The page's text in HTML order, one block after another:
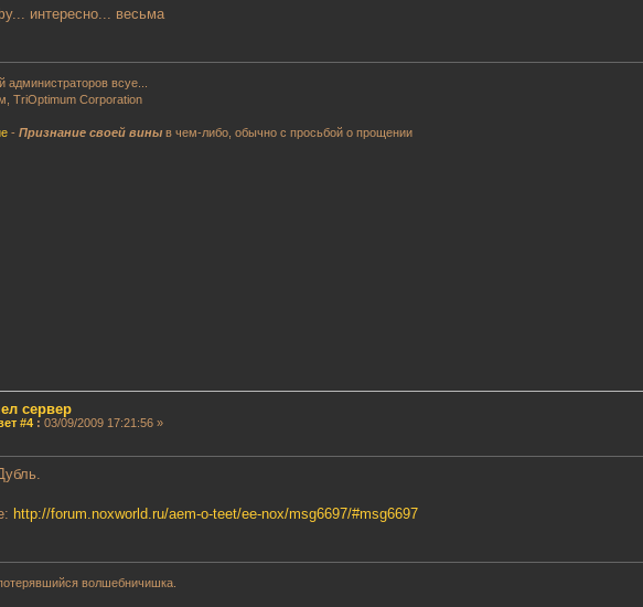
интересно... весьма
администраторов всуе...
TriOptimum Corporation
-Признание своей вины в чем-либо, обычно с просьбой о прощении
сервер
#4: 03/09/2009 17:21:56 »
http://forum.noxworld.ru/aem-o-teet/ee-nox/msg6697/#msg6697
волшебничишка.